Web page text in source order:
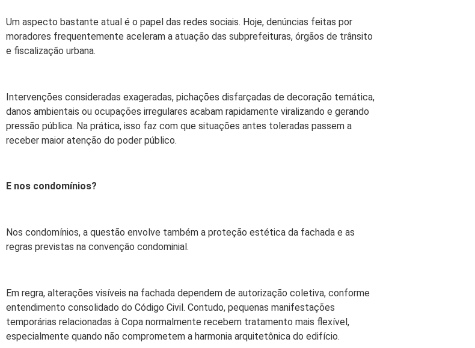
Um aspecto bastante atual é o papel das redes sociais. Hoje, denúncias feitas por
moradores frequentemente aceleram a atuação das subprefeituras, órgãos de trânsito
e fiscalização urbana.
Intervenções consideradas exageradas, pichações disfarçadas de decoração temática,
danos ambientais ou ocupações irregulares acabam rapidamente viralizando e gerando
pressão pública. Na prática, isso faz com que situações antes toleradas passem a
receber maior atenção do poder público.
E nos condomínios?
Nos condomínios, a questão envolve também a proteção estética da fachada e as
regras previstas na convenção condominial.
Em regra, alterações visíveis na fachada dependem de autorização coletiva, conforme
entendimento consolidado do Código Civil. Contudo, pequenas manifestações
temporárias relacionadas à Copa normalmente recebem tratamento mais flexível,
especialmente quando não comprometem a harmonia arquitetônica do edifício.